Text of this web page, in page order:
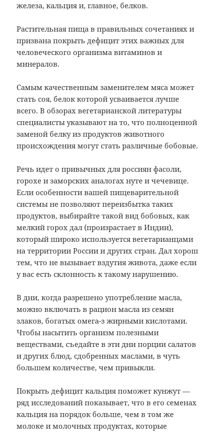
железа, кальция и, главное, белков.
Растительная пища в правильных сочетаниях и
призвана покрыть дефицит этих важных для
человеческого организма витаминов и
минералов.
Самым качественным заменителем мяса может
стать соя, белок которой усваивается лучше
всего. В обзорах вегетарианской литературы
специалисты указывают на то, что полноценной
заменой белку из продуктов животного
происхождения могут стать различные бобовые.
Речь идет о привычных для россиян фасоли,
горохе и заморских аналогах нуте и чечевице.
Если особенности вашей пищеварительной
системы не позволяют переизбытка таких
продуктов, выбирайте такой вид бобовых, как
мелкий горох дал (произрастает в Индии),
который широко используется вегетарианцами
на территории России и других стран. Дал хорош
тем, что не вызывает вздутия живота, даже если
у вас есть склонность к такому нарушению.
В дни, когда разрешено употребление масла,
можно включать в рацион масла из семян
злаков, богатых омега-з жирными кислотами.
Чтобы насытить организм полезными
веществами, съедайте в эти дни порции салатов
и других блюд, сдобренных маслами, в чуть
большем количестве, чем привыкли.
Покрыть дефицит кальция поможет кунжут —
ряд исследований показывает, что в его семенах
кальция на порядок больше, чем в том же
молоке и молочных продуктах, которые